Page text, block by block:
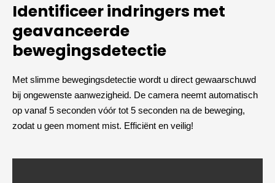
Identificeer indringers met
geavanceerde
bewegingsdetectie
Met slimme bewegingsdetectie wordt u direct gewaarschuwd
bij ongewenste aanwezigheid. De camera neemt automatisch
op vanaf 5 seconden vóór tot 5 seconden na de beweging,
zodat u geen moment mist. Efficiënt en veilig!